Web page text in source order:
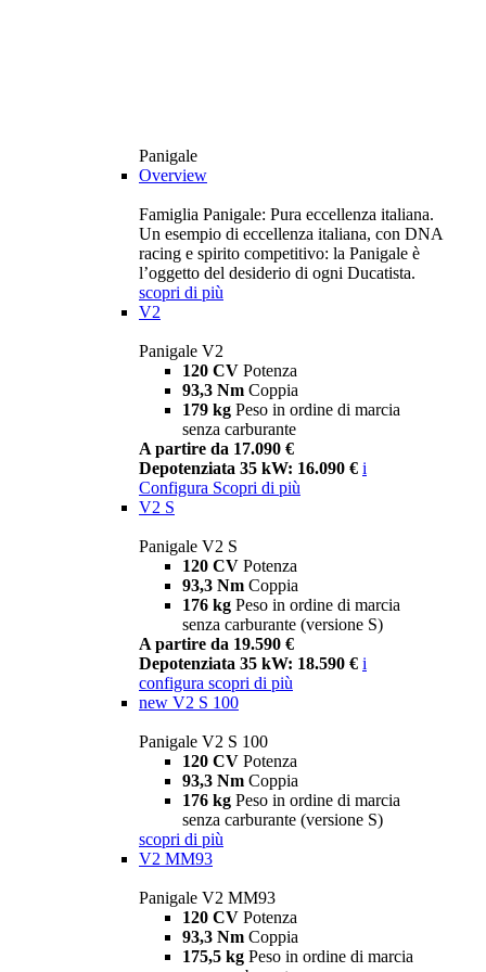
Panigale
Overview
Famiglia Panigale: Pura eccellenza italiana.
Un esempio di eccellenza italiana, con DNA
racing e spirito competitivo: la Panigale è
l’oggetto del desiderio di ogni Ducatista.
scopri di più
V2
Panigale V2
120 CV Potenza
93,3 Nm Coppia
179 kg Peso in ordine di marcia
senza carburante
A partire da 17.090 €
Depotenziata 35 kW: 16.090 € i
Configura Scopri di più
V2 S
Panigale V2 S
120 CV Potenza
93,3 Nm Coppia
176 kg Peso in ordine di marcia
senza carburante (versione S)
A partire da 19.590 €
Depotenziata 35 kW: 18.590 € i
configura scopri di più
new V2 S 100
Panigale V2 S 100
120 CV Potenza
93,3 Nm Coppia
176 kg Peso in ordine di marcia
senza carburante (versione S)
scopri di più
V2 MM93
Panigale V2 MM93
120 CV Potenza
93,3 Nm Coppia
175,5 kg Peso in ordine di marcia